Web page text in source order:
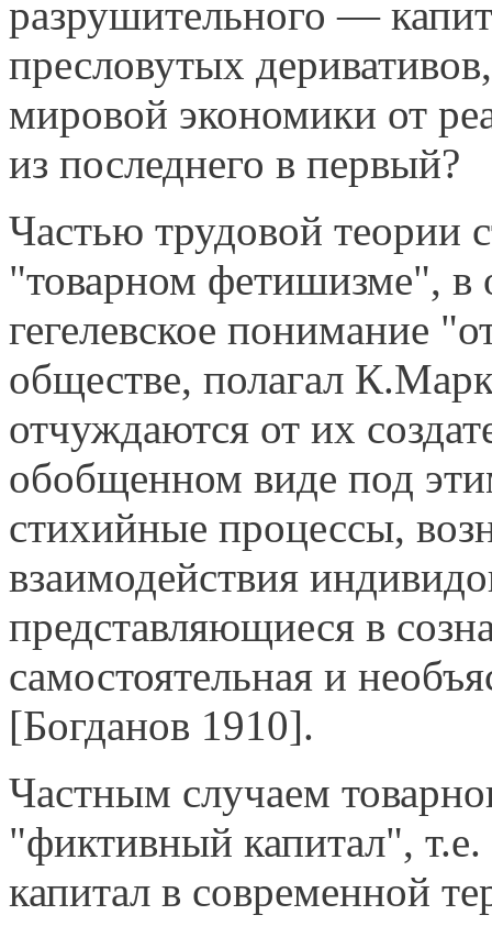
разрушительного —
пресловутых
мировой экономики от
из последнего в первый?
Частью трудовой теории
"товарном фети­шизме", в
гегелевское понимание
обществе, полагал
отчуждаются от их
обобщенном виде под
стихийные процессы,
взаимодействия
представляющиеся в
самостоятельная и
[Богданов 1910].
Частным случаем
"фиктивный капитал",
капитал в современной